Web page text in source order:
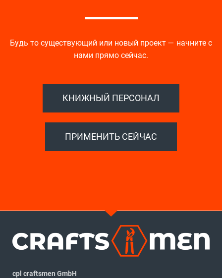
Будь то существующий или новый проект — начните с
нами прямо сейчас.
КНИЖНЫЙ ПЕРСОНАЛ
ПРИМЕНИТЬ СЕЙЧАС
cpl craftsmen GmbH